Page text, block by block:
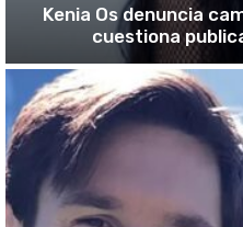
Kenia Os denuncia
cuestiona